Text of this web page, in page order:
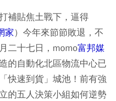
補貼焦土戰下，逼得
家）今年來節節敗退，不
二十七日，momo富邦媒
的自動化北區物流中心已
快速到貨」城池！前有強
的五人決策小組如何逆勢